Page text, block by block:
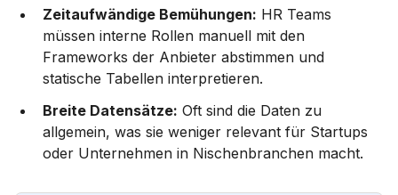
Zeitaufwändige Bemühungen: HR Teams
müssen interne Rollen manuell mit den
Frameworks der Anbieter abstimmen und
statische Tabellen interpretieren.
Breite Datensätze: Oft sind die Daten zu
allgemein, was sie weniger relevant für Startups
oder Unternehmen in Nischenbranchen macht.